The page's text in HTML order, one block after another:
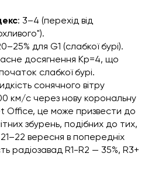
: 3–4 (перехід від
для G1 (слабкої бурі).
досягнення Kp=4, що
слабкої бурі.
сонячного вітру
км/с через нову корональну
Office, це може призвести до
збурень, подібних до тих,
вересня в попередніх
радіозавад R1-R2 — 35%, R3+